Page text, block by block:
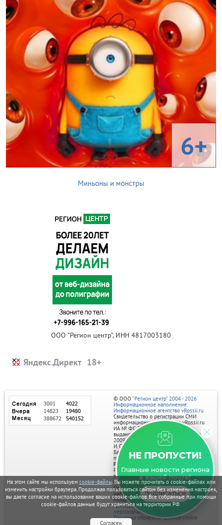
На этом сайте мы используем cookie-файлы. Вы можете прочитать о cookie-файлах или
изменить настройки браузера. Продолжая пользоваться сайтом без изменения настроек,
вы даете согласие на использование ваших cookie-файлов. Все собранные при помощи
cookie-файлов данные будут храниться на территории РФ.
Согласен
6+
Миньоны и монстры
ООО "Регион центр", ИНН 4817003180
Яндекс.Директ
НЕ ПРОПУСТИ!
Главные новости региона
в вашей почте!
ПОДПИСАТЬСЯ
© ООО "Регион центр" 2004 - 2026
Информационное наполнение:
Информационное агентство vRossii.ru
Свидетельство о регистрации СМИ
информационного агентства vRossii.ru
ИА № ФС 77‑35502
выдано РОСКОМНАДЗОРом 04 марта
2009г.
И. О. Главного редактора Нарыков А. Н.
Баннеры на портале размещаются на
правах рекламы.
Реклама на портале:
Рекламное агентство "Умный маркетинг"
тел. 7-910-267-70-40,
email: umnyy.marketing@yandex.ru
Отдельные публикации могут содержать
информацию, не предназначенную для
пользователей до 18 лет.
Политика в отношении обработки
персональных данных
Политика обработки файлов cookie